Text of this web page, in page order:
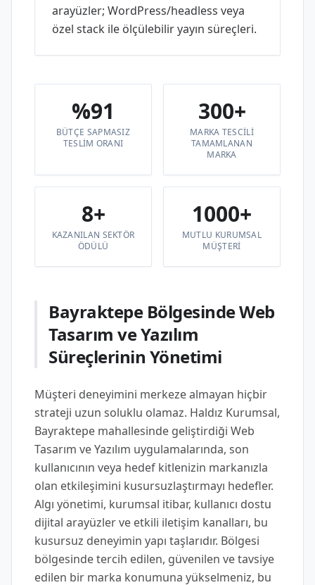
arayüzler; WordPress/headless veya
özel stack ile ölçülebilir yayın süreçleri.
%91
BÜTÇE SAPMASIZ
TESLIM ORANI
300+
MARKA TESCILI
TAMAMLANAN
MARKA
8+
KAZANILAN SEKTÖR
ÖDÜLÜ
1000+
MUTLU KURUMSAL
MÜŞTERI
Bayraktepe Bölgesinde Web
Tasarım ve Yazılım
Süreçlerinin Yönetimi
Müşteri deneyimini merkeze almayan hiçbir
strateji uzun soluklu olamaz. Haldız Kurumsal,
Bayraktepe mahallesinde geliştirdiği Web
Tasarım ve Yazılım uygulamalarında, son
kullanıcının veya hedef kitlenizin markanızla
olan etkileşimini kusursuzlaştırmayı hedefler.
Algı yönetimi, kurumsal itibar, kullanıcı dostu
dijital arayüzler ve etkili iletişim kanalları, bu
kusursuz deneyimin yapı taşlarıdır. Bölgesi
bölgesinde tercih edilen, güvenilen ve tavsiye
edilen bir marka konumuna yükselmeniz, bu